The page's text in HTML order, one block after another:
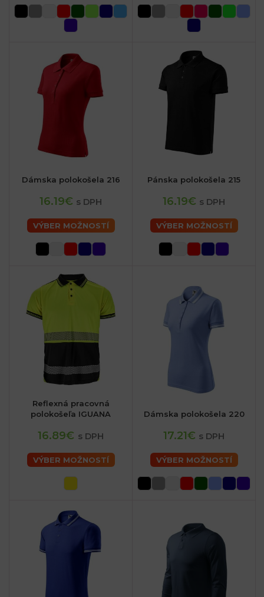
Dámska polokošela 216
16.19€ s DPH
VÝBER MOŽNOSTÍ
Pánska polokošela 215
16.19€ s DPH
VÝBER MOŽNOSTÍ
Reflexná pracovná
polokošeľa IGUANA
16.89€ s DPH
VÝBER MOŽNOSTÍ
Dámska polokošela 220
17.21€ s DPH
VÝBER MOŽNOSTÍ